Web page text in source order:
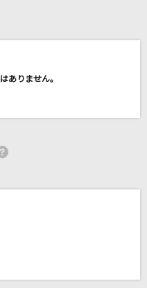
しもう！